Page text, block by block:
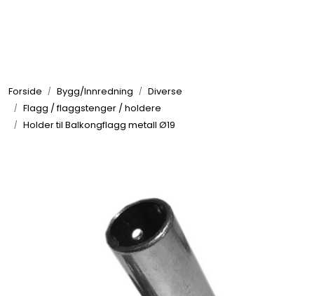
Forside Bygg/Innredning
Diverse
Flagg / flaggstenger / holdere
Holder til Balkongflagg metall Ø19
Elektrisk